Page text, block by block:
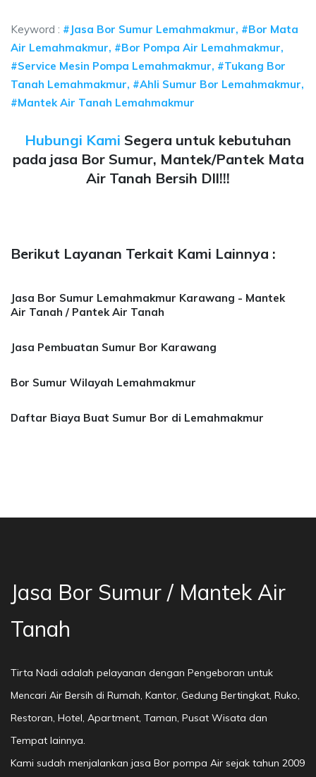
Keyword : #Jasa Bor Sumur Lemahmakmur, #Bor Mata
Air Lemahmakmur, #Bor Pompa Air Lemahmakmur,
#Service Mesin Pompa Lemahmakmur, #Tukang Bor
Tanah Lemahmakmur, #Ahli Sumur Bor Lemahmakmur,
#Mantek Air Tanah Lemahmakmur
Hubungi Kami Segera untuk kebutuhan
pada jasa Bor Sumur, Mantek/Pantek Mata
Air Tanah Bersih Dll!!!
Berikut Layanan Terkait Kami Lainnya :
Jasa Bor Sumur Lemahmakmur Karawang - Mantek
Air Tanah / Pantek Air Tanah
Jasa Pembuatan Sumur Bor Karawang
Bor Sumur Wilayah Lemahmakmur
Daftar Biaya Buat Sumur Bor di Lemahmakmur
Jasa Bor Sumur / Mantek Air
Tanah
Tirta Nadi adalah pelayanan dengan Pengeboran untuk
Mencari Air Bersih di Rumah, Kantor, Gedung Bertingkat, Ruko,
Restoran, Hotel, Apartment, Taman, Pusat Wisata dan
Tempat lainnya.
Kami sudah menjalankan jasa Bor pompa Air sejak tahun 2009